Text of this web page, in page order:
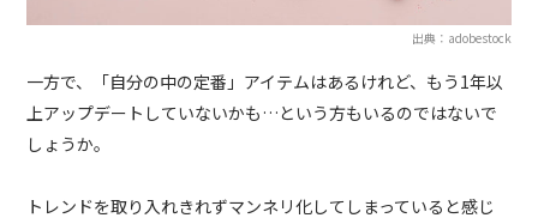
出典：adobestock
一方で、「自分の中の定番」アイテムはあるけれど、もう1年以
上アップデートしていないかも…という方もいるのではないで
しょうか。
トレンドを取り入れきれずマンネリ化してしまっていると感じ